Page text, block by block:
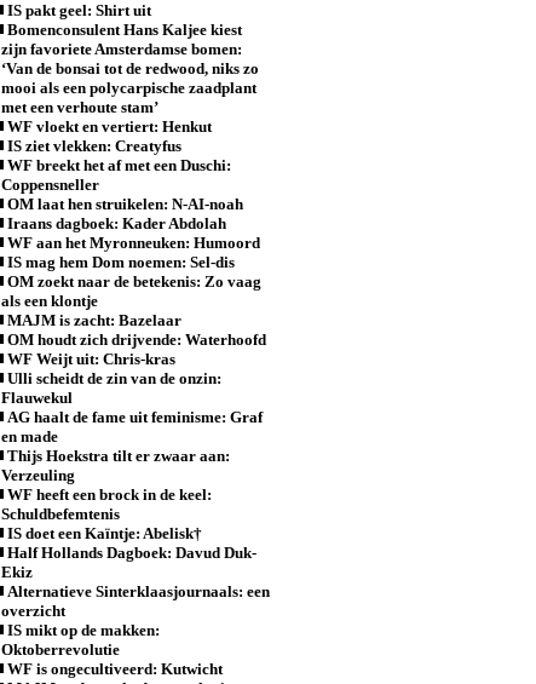
IS pakt geel: Shirt uit
Bomenconsulent Hans Kaljee kiest
zijn favoriete Amsterdamse bomen:
‘Van de bonsai tot de redwood, niks zo
mooi als een polycarpische zaadplant
met een verhoute stam’
WF vloekt en vertiert: Henkut
IS ziet vlekken: Creatyfus
WF breekt het af met een Duschi:
Coppensneller
OM laat hen struikelen: N-AI-noah
Iraans dagboek: Kader Abdolah
WF aan het Myronneuken: Humoord
IS mag hem Dom noemen: Sel-dis
OM zoekt naar de betekenis: Zo vaag
als een klontje
MAJM is zacht: Bazelaar
OM houdt zich drijvende: Waterhoofd
WF Weijt uit: Chris-kras
Ulli scheidt de zin van de onzin:
Flauwekul
AG haalt de fame uit feminisme: Graf
en made
Thijs Hoekstra tilt er zwaar aan:
Verzeuling
WF heeft een brock in de keel:
Schuldbefemtenis
IS doet een Kaïntje: Abelisk†
Half Hollands Dagboek: Davud Duk-
Ekiz
Alternatieve Sinterklaasjournaals: een
overzicht
IS mikt op de makken:
Oktoberrevolutie
WF is ongecultiveerd: Kutwicht